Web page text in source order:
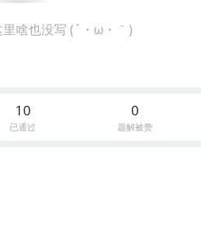
啥也没写 (´・ω・｀)
10
已通过
0
题解被赞